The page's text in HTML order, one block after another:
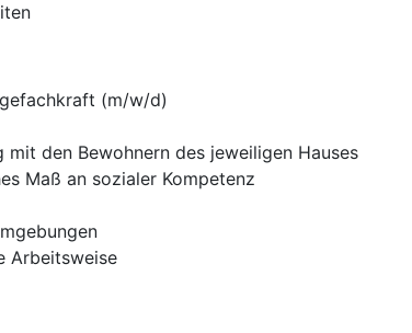
(m/w/d)
den Bewohnern des jeweiligen Hauses
Maß an sozialer Kompetenz
Arbeitsweise